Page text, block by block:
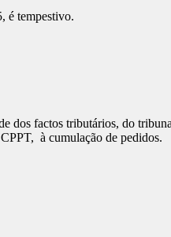
é tempestivo.
factos tributários, do
à cumulação de pedidos.